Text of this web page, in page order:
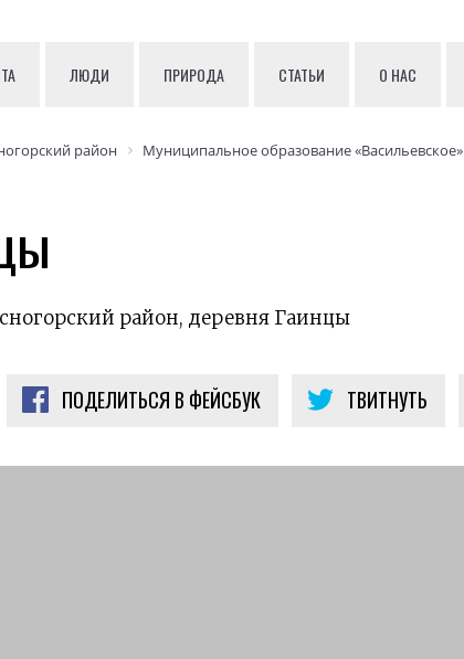
ЛЮДИ ПРИРОДА СТАТЬИ О НАС
район Муниципальное образование «Васильевское»
район, деревня Гаинцы
ПОДЕЛИТЬСЯ В ФЕЙСБУК ТВИТНУТЬ